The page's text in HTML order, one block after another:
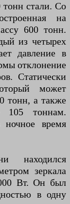
тонн стали. Со
на
600 тонн.
из четырех
давление в
отклонение
Статически
может
тонн, а также
105 тоннам.
ночное время
находился
зеркала
Вт. Он был
в одну